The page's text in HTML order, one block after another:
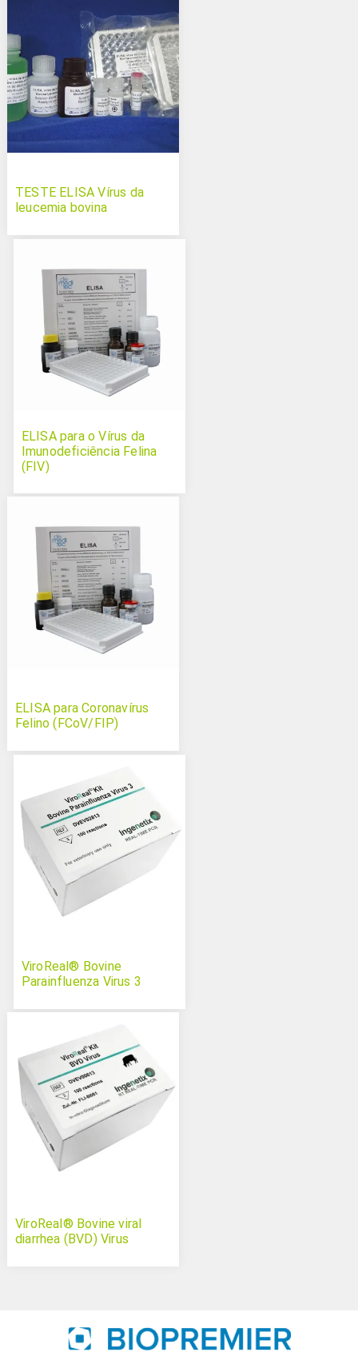
TESTE ELISA Vírus da
leucemia bovina
ELISA para o Vírus da
Imunodeficiência Felina
(FIV)
ELISA para Coronavírus
Felino (FCoV/FIP)
ViroReal® Bovine
Parainfluenza Virus 3
ViroReal® Bovine viral
diarrhea (BVD) Virus